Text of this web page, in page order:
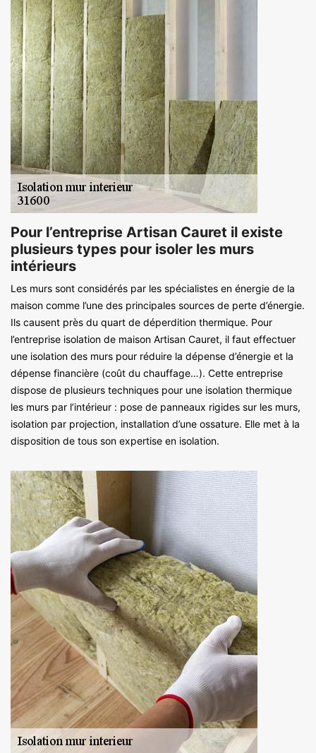
Pour l’entreprise Artisan Cauret il existe
plusieurs types pour isoler les murs
intérieurs
Les murs sont considérés par les spécialistes en énergie de la
maison comme l’une des principales sources de perte d’énergie.
Ils causent près du quart de déperdition thermique. Pour
l’entreprise isolation de maison Artisan Cauret, il faut effectuer
une isolation des murs pour réduire la dépense d’énergie et la
dépense financière (coût du chauffage…). Cette entreprise
dispose de plusieurs techniques pour une isolation thermique
les murs par l’intérieur : pose de panneaux rigides sur les murs,
isolation par projection, installation d’une ossature. Elle met à la
disposition de tous son expertise en isolation.